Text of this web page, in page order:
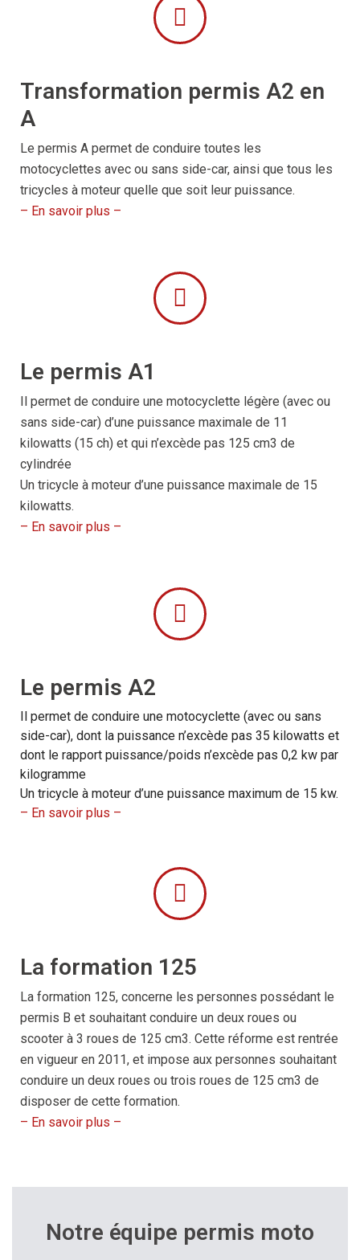
Transformation permis A2 en
A
Le permis A permet de conduire toutes les
motocyclettes avec ou sans side-car, ainsi que tous les
tricycles à moteur quelle que soit leur puissance.
– En savoir plus –
Le permis A1
Il permet de conduire une motocyclette légère (avec ou
sans side-car) d’une puissance maximale de 11
kilowatts (15 ch) et qui n’excède pas 125 cm3 de
cylindrée
Un tricycle à moteur d’une puissance maximale de 15
kilowatts.
– En savoir plus –
Le permis A2
Il permet de conduire une motocyclette (avec ou sans
side-car), dont la puissance n’excède pas 35 kilowatts et
dont le rapport puissance/poids n’excède pas 0,2 kw par
kilogramme
Un tricycle à moteur d’une puissance maximum de 15 kw.
– En savoir plus –
La formation 125
La formation 125, concerne les personnes possédant le
permis B et souhaitant conduire un deux roues ou
scooter à 3 roues de 125 cm3. Cette réforme est rentrée
en vigueur en 2011, et impose aux personnes souhaitant
conduire un deux roues ou trois roues de 125 cm3 de
disposer de cette formation.
– En savoir plus –
Notre équipe permis moto